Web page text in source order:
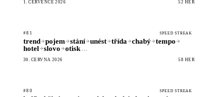
1. ČERVENCE 2026 52 HER
#81 SPEED STREAK
trend pojem stání unést třída chabý
tempo
hotel
slovo otisk …
30. ČERVNA 2026 58 HER
#80 SPEED STREAK